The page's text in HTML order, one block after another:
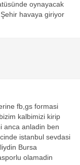
oynayacak
havaya giriyor
fb,gs formasi
kalbimizi kirip
anca anladin ben
istanbul sevdasi
Bursa
olamadin